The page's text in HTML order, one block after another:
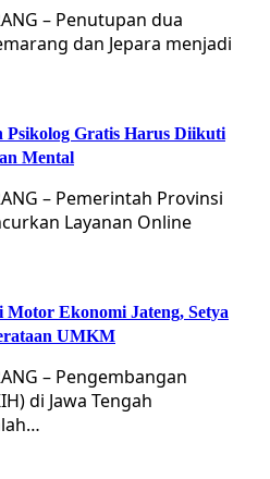
– Penutupan dua
dan Jepara menjadi
Psikolog Gratis Harus Diikuti
Mental
– Pemerintah Provinsi
Layanan Online
Ekonomi Jateng, Setya
UMKM
– Pengembangan
di Jawa Tengah